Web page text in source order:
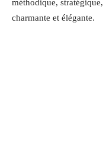
méthodique,
charmante et élégante.